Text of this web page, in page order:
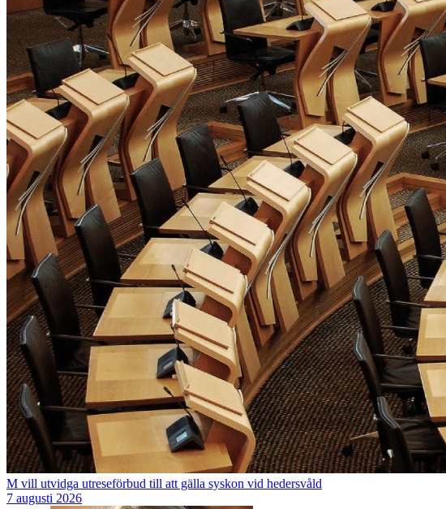
M vill utvidga utreseförbud till att gälla syskon vid hedersvåld
7 augusti 2026